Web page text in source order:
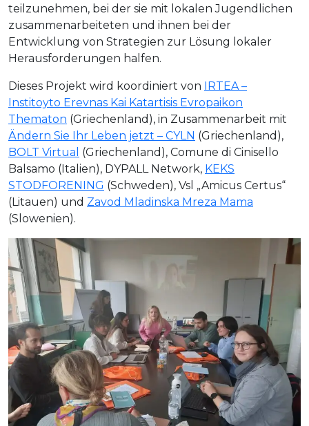
teilzunehmen, bei der sie mit lokalen Jugendlichen
zusammenarbeiteten und ihnen bei der
Entwicklung von Strategien zur Lösung lokaler
Herausforderungen halfen.
Dieses Projekt wird koordiniert von
IRTEA –
Institoyto Erevnas Kai Katartisis Evropaikon
Thematon (Griechenland), in Zusammenarbeit mit
Ändern Sie Ihr Leben jetzt – CYLN (Griechenland),
BOLT Virtual (Griechenland), Comune di Cinisello
Balsamo (Italien), DYPALL Network, KEKS
STODFORENING (Schweden), Vsl „Amicus Certus“
(Litauen) und Zavod Mladinska Mreza Mama
(Slowenien).